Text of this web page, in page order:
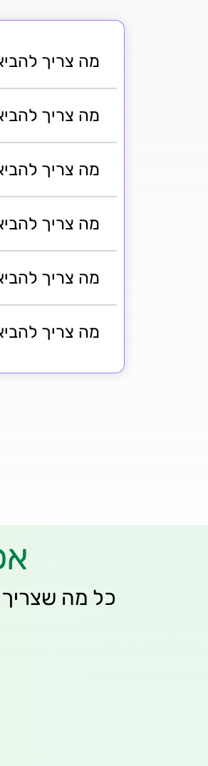
מה צריך להביא
מה צריך
מה צריך
מה צריך
מה צריך להביא
מה צריך להביא
כל מה שצריך